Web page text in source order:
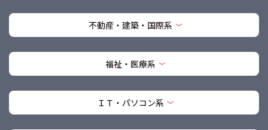
不動産・建築・国際系
福祉・医療系
ＩＴ・パソコン系